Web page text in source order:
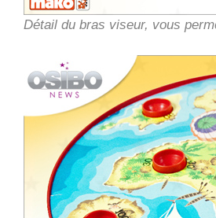
Détail du bras viseur, vous